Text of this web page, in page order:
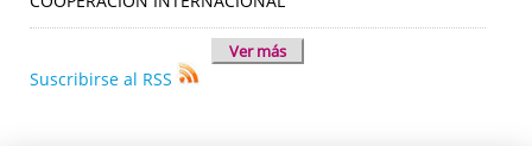
Ver más
Suscribirse al RSS